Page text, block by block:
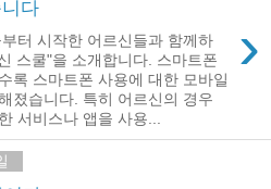
다
›
터 시작한 어르신들과 함께하
스쿨"을 소개합니다. 스마트폰
록 스마트폰 사용에 대한 모바일
졌습니다. 특히 어르신의 경우
서비스나 앱을 사용...